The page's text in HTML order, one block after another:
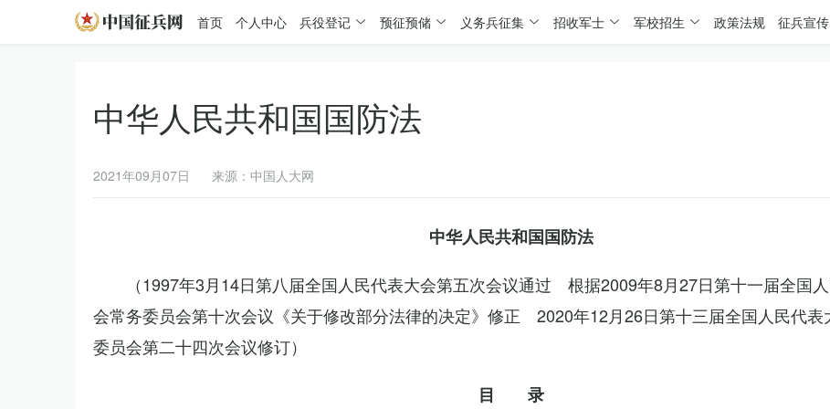
首页 个人中心 兵役登记 预征预储 义务兵征集 招收军士 军校招生 政策法规 征兵宣传
中华人民共和国国防法
2021年09月07日 来源：中国人大网
中华人民共和国国防法
（1997年3月14日第八届全国人民代表大会第五次会议通过 根据2009年8月27日第十一届全国
会常务委员会第十次会议《关于修改部分法律的决定》修正 2020年12月26日第十三届全国人民代表
委员会第二十四次会议修订）
目 录